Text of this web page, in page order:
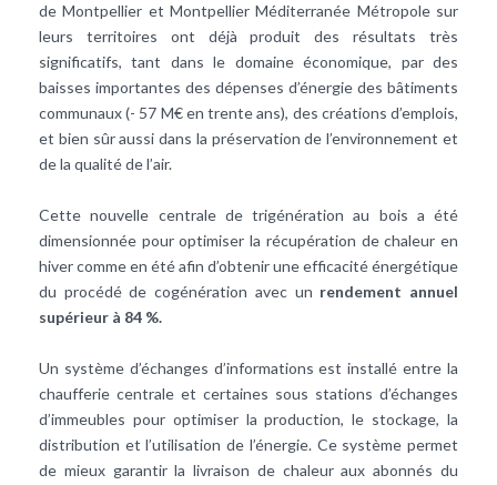
de Montpellier et Montpellier Méditerranée Métropole sur
leurs territoires ont déjà produit des résultats très
significatifs, tant dans le domaine économique, par des
baisses importantes des dépenses d’énergie des bâtiments
communaux (- 57 M€ en trente ans), des créations d’emplois,
et bien sûr aussi dans la préservation de l’environnement et
de la qualité de l’air.
Cette nouvelle centrale de trigénération au bois a été
dimensionnée pour optimiser la récupération de chaleur en
hiver comme en été afin d’obtenir une efficacité énergétique
du procédé de cogénération avec un rendement annuel
supérieur à 84 %.
Un système d’échanges d’informations est installé entre la
chaufferie centrale et certaines sous stations d’échanges
d’immeubles pour optimiser la production, le stockage, la
distribution et l’utilisation de l’énergie. Ce système permet
de mieux garantir la livraison de chaleur aux abonnés du